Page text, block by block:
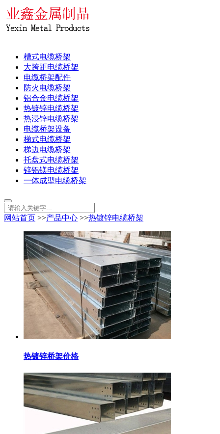
槽式电缆桥架
大跨距电缆桥架
电缆桥架配件
防火电缆桥架
铝合金电缆桥架
热镀锌电缆桥架
热浸锌电缆桥架
电缆桥架设备
梯式电缆桥架
梯边电缆桥架
托盘式电缆桥架
锌铝镁电缆桥架
一体成型电缆桥架
网站首页 >>产品中心 >>热镀锌电缆桥架
热镀锌桥架价格